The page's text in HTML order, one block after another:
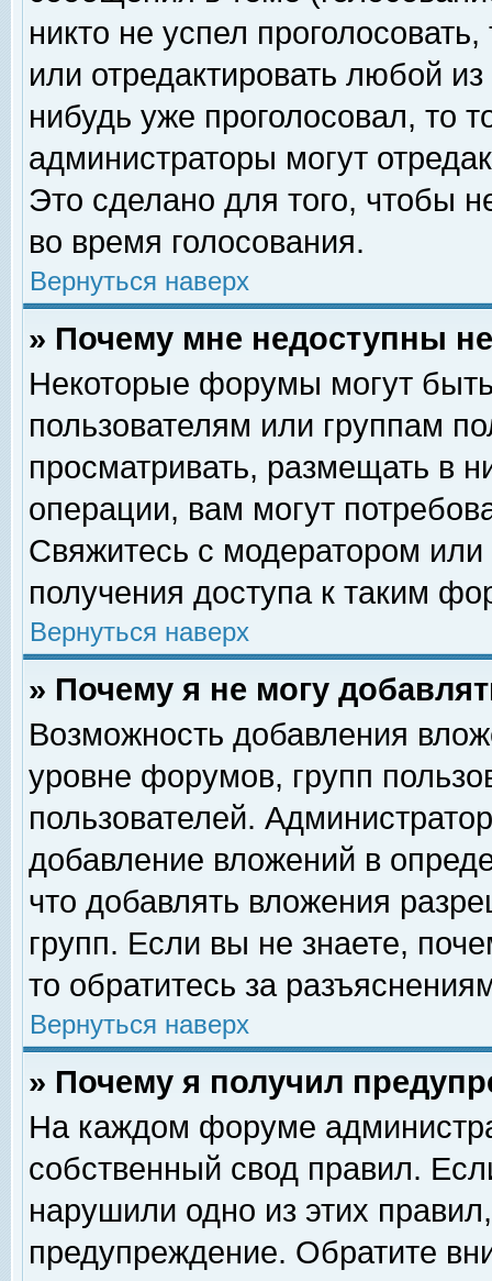
никто не успел
или отредактировать любой
нибудь уже проголосовал, то
администраторы могут
Это сделано для того, чтобы
во время голосования.
Вернуться наверх
» Почему мне недоступны
Некоторые форумы могут
пользователям или группам
просматривать, размещать в
операции, вам могут
Свяжитесь с модератором
получения доступа к таким
Вернуться наверх
» Почему я не могу
Возможность добавления
уровне форумов, групп
пользователей.
добавление вложений в
что добавлять вложения
групп. Если вы не знаете,
то обратитесь за
Вернуться наверх
» Почему я получил
На каждом форуме
собственный свод правил.
нарушили одно из этих
предупреждение. Обратите